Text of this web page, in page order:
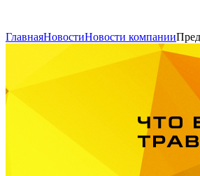
ГлавнаяНовостиНовости компании